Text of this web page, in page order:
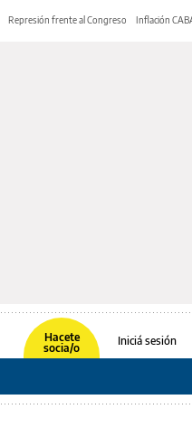
Represión frente al Congreso Inflación
Hacete
socia/o
Iniciá sesión